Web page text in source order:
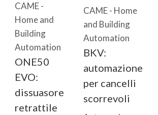
CAME -
Home and
Building
Automation
ONE50
EVO:
dissuasore
retrattile
CAME - Home
and Building
Automation
BKV:
automazione
per cancelli
scorrevoli